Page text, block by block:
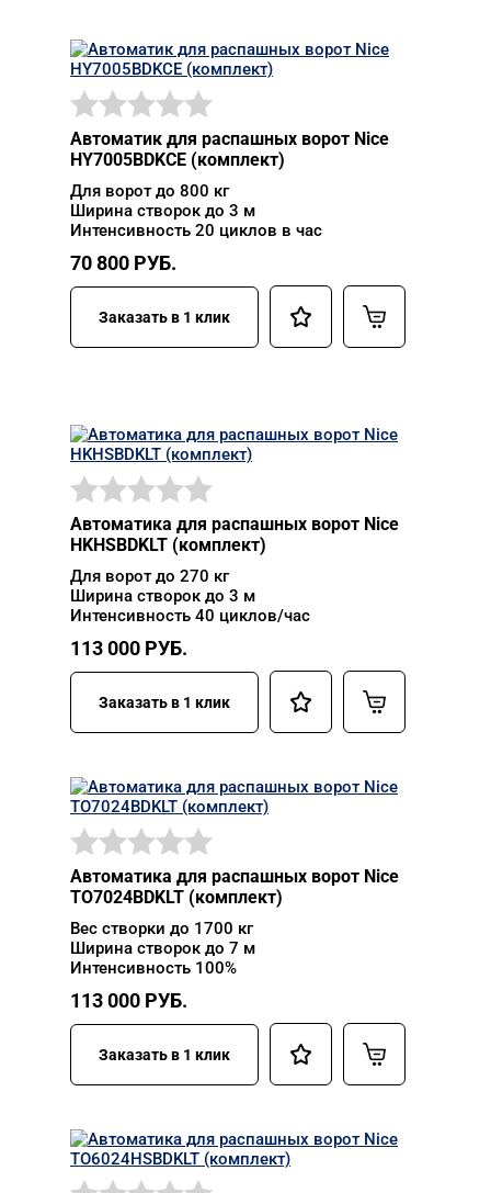
Автоматик для распашных ворот Nice
HY7005BDKCE (комплект)
Для ворот до 800 кг
Ширина створок до 3 м
Интенсивность 20 циклов в час
70 800 РУБ.
Заказать в 1 клик
Автоматика для распашных ворот Nice
HKHSBDKLT (комплект)
Для ворот до 270 кг
Ширина створок до 3 м
Интенсивность 40 циклов/час
113 000 РУБ.
Заказать в 1 клик
Автоматика для распашных ворот Nice
TO7024BDKLT (комплект)
Вес створки до 1700 кг
Ширина створок до 7 м
Интенсивность 100%
113 000 РУБ.
Заказать в 1 клик